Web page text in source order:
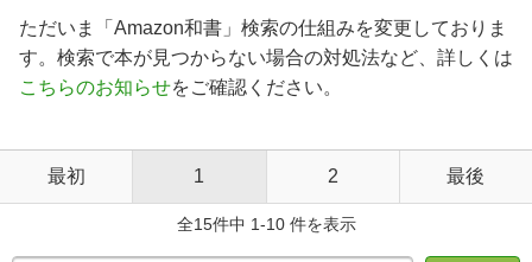
ただいま「Amazon和書」検索の仕組みを変更しておりま
す。検索で本が見つからない場合の対処法など、詳しくは
こちらのお知らせをご確認ください。
最初 1 2 最後
全15件中 1-10 件を表示